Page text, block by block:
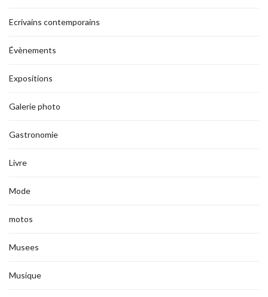
Ecrivains contemporains
Évènements
Expositions
Galerie photo
Gastronomie
Livre
Mode
motos
Musees
Musique